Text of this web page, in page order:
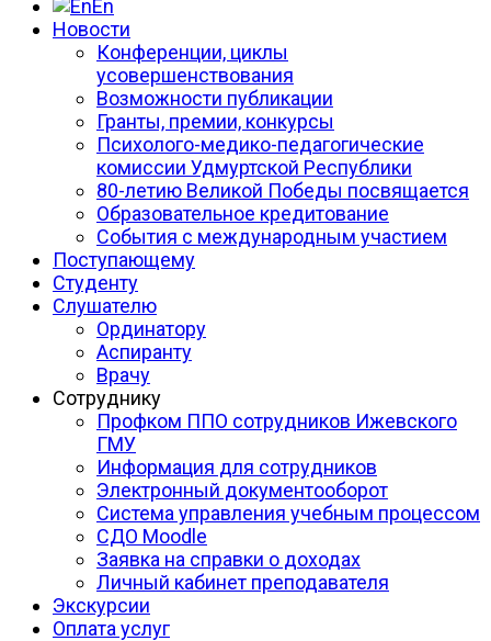
En
Новости
Конференции, циклы
усовершенствования
Возможности публикации
Гранты, премии, конкурсы
Психолого-медико-педагогические
комиссии Удмуртской Республики
80-летию Великой Победы посвящается
Образовательное кредитование
События с международным участием
Поступающему
Студенту
Слушателю
Ординатору
Аспиранту
Врачу
Сотруднику
Профком ППО сотрудников Ижевского
ГМУ
Информация для сотрудников
Электронный документооборот
Система управления учебным процессом
СДО Moodle
Заявка на справки о доходах
Личный кабинет преподавателя
Экскурсии
Оплата услуг